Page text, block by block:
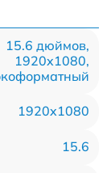
15.6 дюймов,
1920x1080,
1920x1080
15.6